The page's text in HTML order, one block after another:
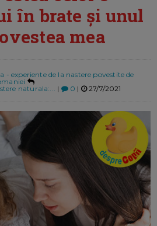
în brate și unul
mea
- experiente de la nastere povestite de
naturala:... | 0 | 27/7/2021